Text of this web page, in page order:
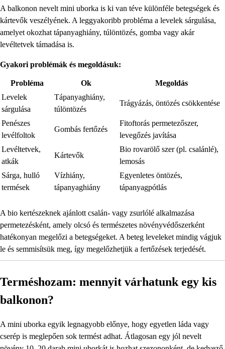
A balkonon nevelt mini uborka is ki van téve különféle betegségek és
kártevők veszélyének. A leggyakoribb probléma a levelek sárgulása,
amelyet okozhat tápanyaghiány, túlöntözés, gomba vagy akár
levéltetvek támadása is.
Gyakori problémák és megoldásuk:
Probléma Ok
Megoldás
Levelek
sárgulása
Tápanyaghiány,
túlöntözés
Trágyázás, öntözés csökkentése
Penészes
levélfoltok
Gombás fertőzés
Fitoftorás permetezőszer,
levegőzés javítása
Levéltetvek,
atkák
Kártevők
Bio rovarölő szer (pl. csalánlé),
lemosás
Sárga, hulló
termések
Vízhiány,
tápanyaghiány
Egyenletes öntözés,
tápanyagpótlás
A bio kertészeknek ajánlott csalán- vagy zsurlólé alkalmazása
permetezésként, amely olcsó és természetes növényvédőszerként
hatékonyan megelőzi a betegségeket. A beteg leveleket mindig vágjuk
le és semmisítsük meg, így megelőzhetjük a fertőzések terjedését.
Terméshozam: mennyit várhatunk egy kis
balkonon?
A mini uborka egyik legnagyobb előnye, hogy egyetlen láda vagy
cserép is meglepően sok termést adhat. Átlagosan egy jól nevelt